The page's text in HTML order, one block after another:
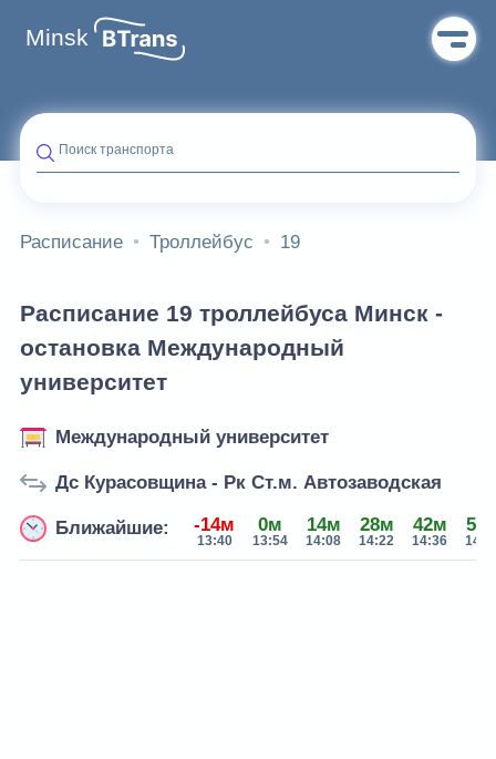
Minsk
Поиск транспорта
Расписание Троллейбус 19
Расписание 19 троллейбуса Минск -
остановка Международный
университет
Международный университет
Дс Курасовщина - Рк Ст.м. Автозаводская
Ближайшие: -14м
13:40
0м
13:54
14м
14:08
28м
14:22
42м
14:36